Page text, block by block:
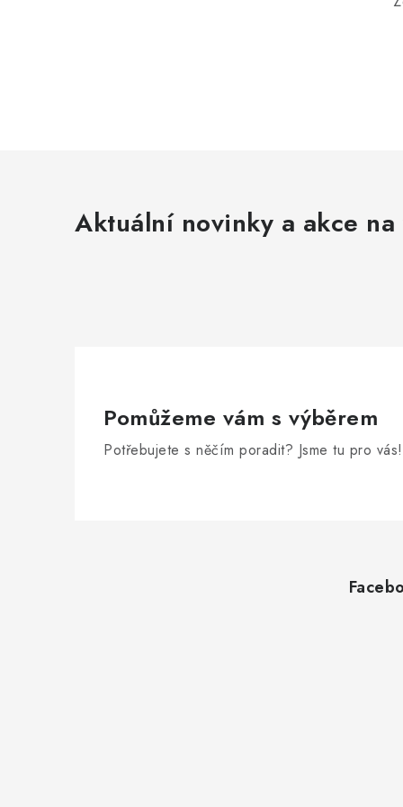
Aktuální novinky a akce na
Pomůžeme vám s výběrem
Potřebujete s něčím poradit? Jsme tu pro vás!